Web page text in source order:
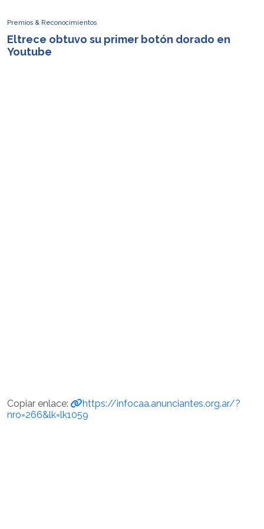
Premios & Reconocimientos
Eltrece obtuvo su primer botón dorado en
Youtube
Copiar enlace:
https://infocaa.anunciantes.org.ar/?
nro=266&lk=lk1059